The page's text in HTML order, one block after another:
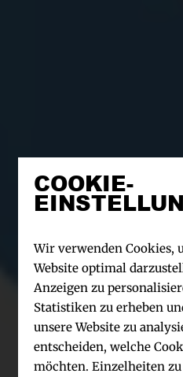
COOKIE-
Wir verwenden Cookies,
Website optimal
Anzeigen zu
Statistiken zu erheben
unsere Website zu
entscheiden, welche
möchten. Einzelheiten